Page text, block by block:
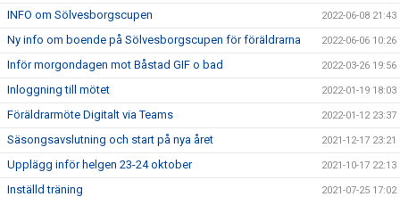
INFO om Sölvesborgscupen 2022-06-08 21:43
Ny info om boende på Sölvesborgscupen för föräldrarna 2022-06-06 10:26
Inför morgondagen mot Båstad GIF o bad 2022-03-26 19:56
Inloggning till mötet 2022-01-19 18:03
Föräldrarmöte Digitalt via Teams 2022-01-12 23:37
Säsongsavslutning och start på nya året 2021-12-17 23:21
Upplägg inför helgen 23-24 oktober 2021-10-17 22:13
Inställd träning 2021-07-25 17:02